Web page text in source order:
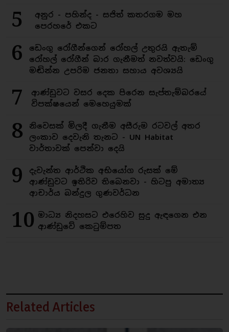
5
අනුර - පහින්ද - සජිත් කතරගම මහ
පෙරහරේ එකට
6
ඩෙංගු රෝගීන්ගෙන් රෝහල් උතුරයි ඇතැම්
රෝහල් රෝගීන් බාර ගැනීමත් නවත්වයි: ඩෙංගු
මඬින්න උපරිම ජනතා සහාය අවශ්‍යයි
7
ආණ්ඩුවට වසර දෙක පිරෙන සැප්තැම්බරයේ
විපක්ෂයෙන් මෙහෙයුමක්
8
නිවෙසක් මිලදී ගැනීම අසීරුම රටවල් අතර
ලංකාව දෙවැනි තැනට - UN Habitat
වාර්තාවක් පෙන්වා දෙයි
9
දැවැන්ත ආර්ථික අභියෝග රුසක් මේ
ආණ්ඩුවට ඉතිරිව තිබෙනවා - හිටපු අමාත්‍ය
ආචාර්ය බන්දුල ගුණවර්ධන
10 මාධ්‍ය නිදහසට එරෙහිව සුදු ඇඳගෙන එන
ආණ්ඩුවේ කෙටුම්පත
Related Articles